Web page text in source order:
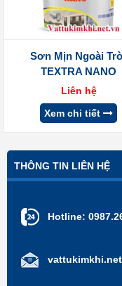
Sơn Mịn Ngoài
TEXTRA NANO
Liên hệ
Xem chi tiết
THÔNG TIN LIÊN HỆ
Hotline: